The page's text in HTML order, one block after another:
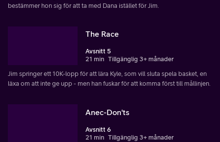
bestämmer hon sig för att ta med Dana istället för Jim.
The Race
Avsnitt 5
21 min Tillgänglig 3+ månader
Jim springer ett 10K-lopp för att lära Kyle, som vill sluta spela basket, en
läxa om att inte ge upp - men han fuskar för att komma först till mållinjen.
Anec-Don'ts
Avsnitt 6
21 min Tillgänglig 3+ månader